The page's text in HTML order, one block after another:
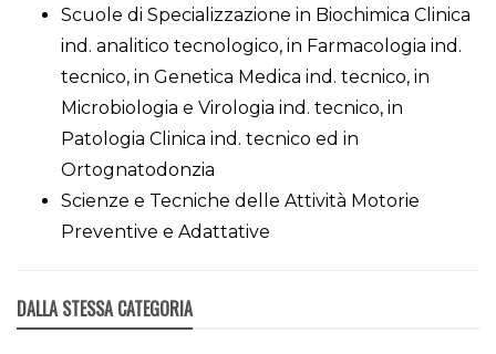
Scuole di Specializzazione in Biochimica Clinica
ind. analitico tecnologico, in Farmacologia ind.
tecnico, in Genetica Medica ind. tecnico, in
Microbiologia e Virologia ind. tecnico, in
Patologia Clinica ind. tecnico ed in
Ortognatodonzia
Scienze e Tecniche delle Attività Motorie
Preventive e Adattative
DALLA STESSA CATEGORIA